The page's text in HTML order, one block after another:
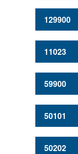
129900
11023
59900
50101
50202